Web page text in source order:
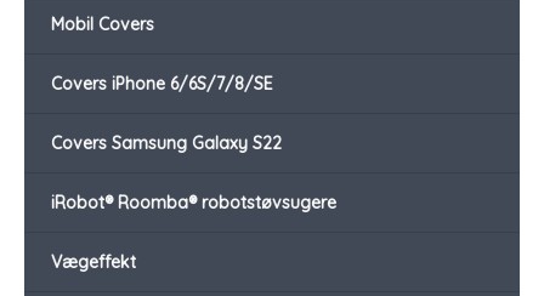
Mobil Covers
Covers iPhone 6/6S/7/8/SE
Covers Samsung Galaxy S22
iRobot® Roomba® robotstøvsugere
Vægeffekt